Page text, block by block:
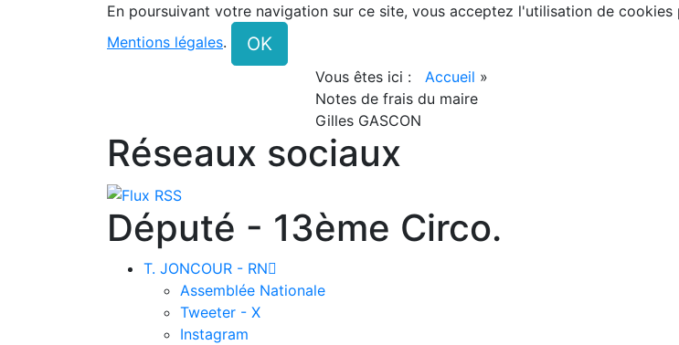
En poursuivant votre navigation sur ce site, vous acceptez l'utilisation de
Mentions légales. OK
Vous êtes ici : Accueil »
Notes de frais du maire
Gilles GASCON
Réseaux sociaux
Député - 13ème Circo.
T. JONCOUR - RN
Assemblée Nationale
Tweeter - X
Instagram